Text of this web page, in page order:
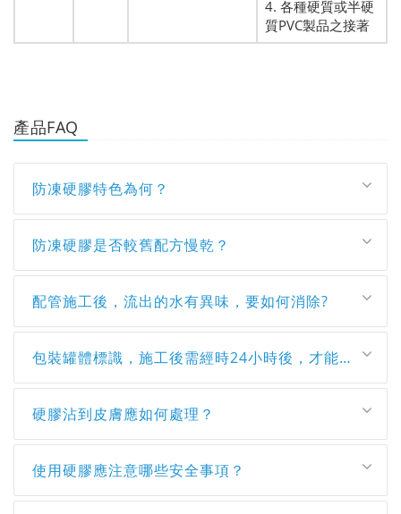
4. 各種硬質或半硬
質PVC製品之接著
產品FAQ
防凍硬膠特色為何？
防凍硬膠是否較舊配方慢乾？
配管施工後，流出的水有異味，要如何消除?
包裝罐體標識，施工後需經時24小時後，才能通水?時間太長了。
硬膠沾到皮膚應如何處理？
使用硬膠應注意哪些安全事項？